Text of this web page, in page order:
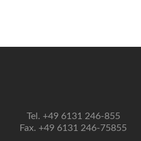
Tel. +49 6131 246-855
Fax. +49 6131 246-75855